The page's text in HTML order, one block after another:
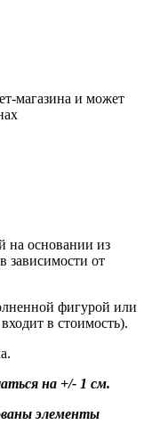
магазина и может
на основании из
зависимости от
фигурой или
в стоимость).
на +/- 1 см.
элементы